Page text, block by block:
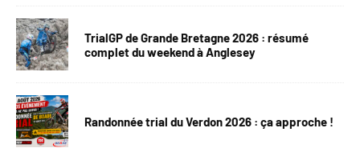
TrialGP de Grande Bretagne 2026 : résumé
complet du weekend à Anglesey
Randonnée trial du Verdon 2026 : ça approche !